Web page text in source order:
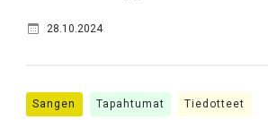
28.10.2024
Sangen Tapahtumat Tiedotteet